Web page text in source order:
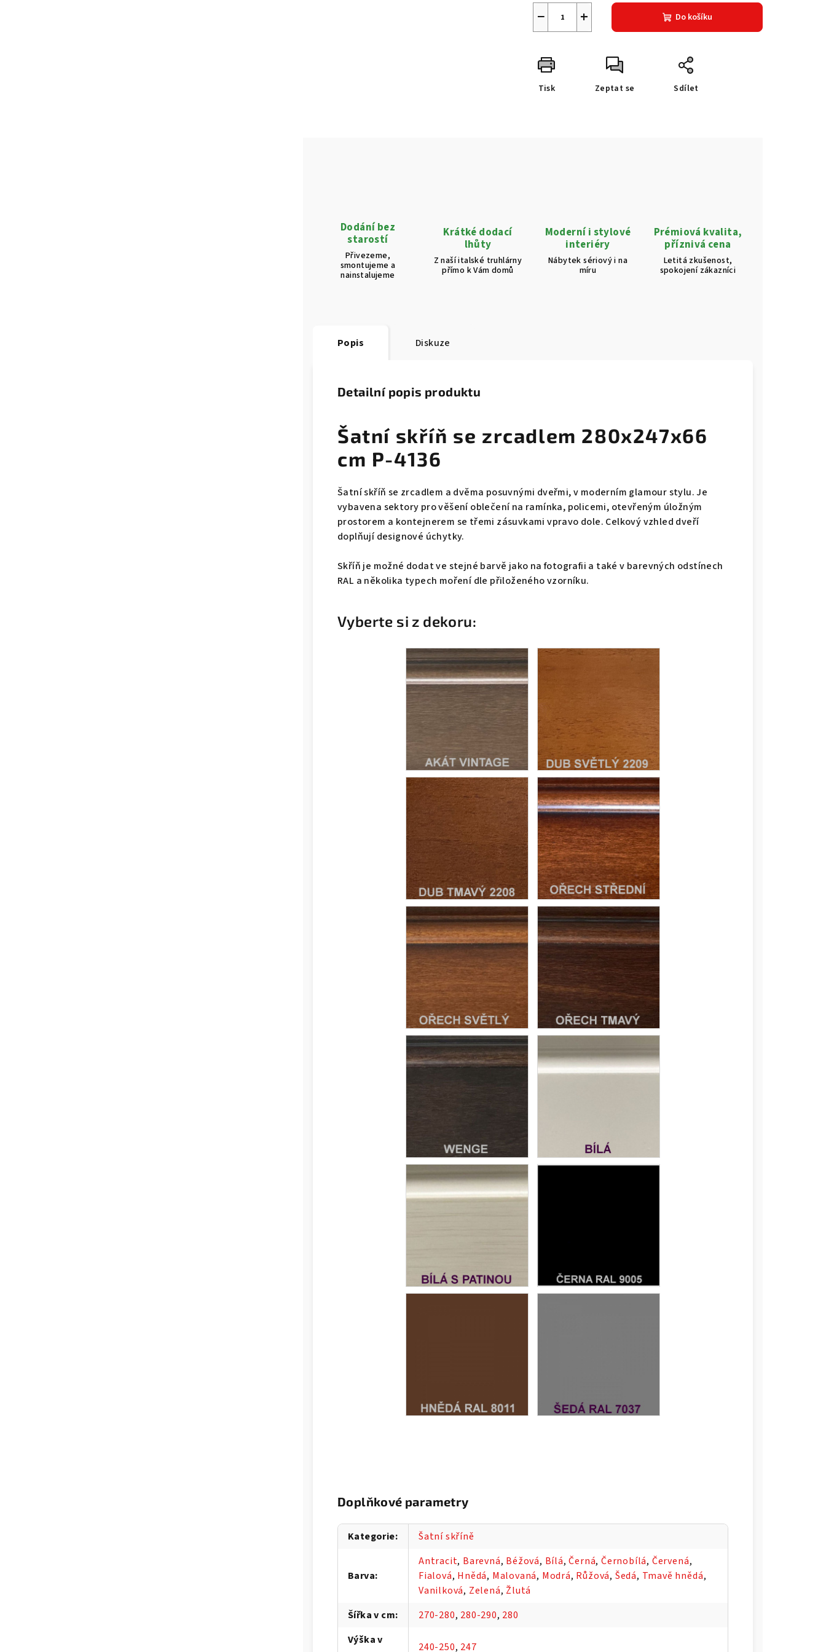
+
− Do košíku
Tisk Zeptat se Sdílet
Dodání bez
starostí
Přivezeme,
smontujeme a
nainstalujeme
Krátké dodací
lhůty
Z naší italské truhlárny
přímo k Vám domů
Moderní i stylové
interiéry
Nábytek sériový i na
míru
Prémiová kvalita,
příznivá cena
Letitá zkušenost,
spokojení zákazníci
Popis Diskuze
Detailní popis produktu
Šatní skříň se zrcadlem 280x247x66
cm P-4136
Šatní skříň se zrcadlem a dvěma posuvnými dveřmi, v moderním glamour stylu. Je
vybavena sektory pro věšení oblečení na ramínka, policemi, otevřeným úložným
prostorem a kontejnerem se třemi zásuvkami vpravo dole. Celkový vzhled dveří
doplňují designové úchytky.
Skříň je možné dodat ve stejné barvě jako na fotografii a také v barevných odstínech
RAL a několika typech moření dle přiloženého vzorníku.
Vyberte si z dekoru:
Doplňkové parametry
Kategorie: Šatní skříně
Barva:
Antracit, Barevná, Béžová, Bílá,Černá,Černobílá, Červená,
Fialová, Hnědá, Malovaná, Modrá, Růžová, Šedá, Tmavě hnědá,
Vanilková, Zelená, Žlutá
Šířka v cm: 270-280, 280-290, 280
Výška v
240-250, 247